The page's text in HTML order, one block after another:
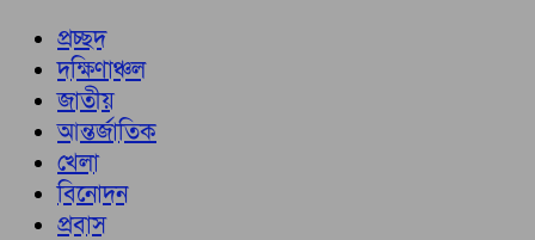
প্রচ্ছদ
দক্ষিণাঞ্চল
জাতীয়
আন্তর্জাতিক
খেলা
বিনোদন
প্রবাস